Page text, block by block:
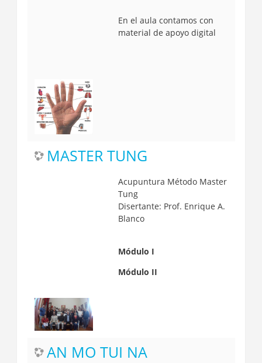
En el aula contamos con
material de apoyo digital
MASTER TUNG
Acupuntura Método Master
Tung
Disertante: Prof. Enrique A.
Blanco
Módulo I
Módulo II
AN MO TUI NA